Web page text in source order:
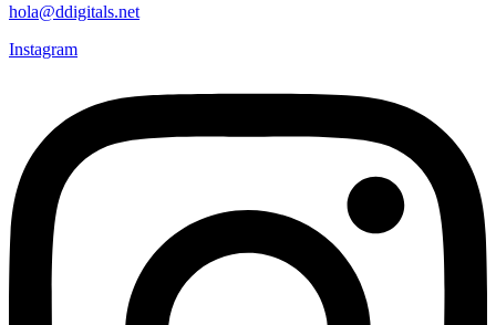
hola@ddigitals.net
Instagram